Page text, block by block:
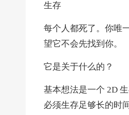
生存
每个人都死了。你唯
望它不会先找到你。
它是关于什么的？
基本想法是一个 2D
必须生存足够长的时